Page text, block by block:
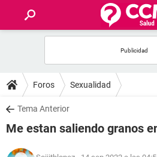
FOROS
SALUD
Foros Sexualidad
Tema Anterior
Me estan saliendo granos